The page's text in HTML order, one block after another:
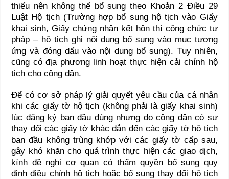
thiếu nên không thể bổ sung theo Khoản 2 Điều 29
Luật Hộ tịch (Trường hợp bổ sung hộ tịch vào Giấy
khai sinh, Giấy chứng nhận kết hôn thì công chức tư
pháp – hộ tịch ghi nội dung bổ sung vào mục tương
ứng và đóng dấu vào nội dung bổ sung). Tuy nhiên,
cũng có địa phương linh hoạt thực hiện cải chính hộ
tịch cho công dân.
Để có cơ sở pháp lý giải quyết yêu cầu của cá nhân
khi các giấy tờ hộ tịch (không phải là giấy khai sinh)
lúc đăng ký ban đầu đúng nhưng do công dân có sự
thay đổi các giấy tờ khác dẫn đến các giấy tờ hộ tịch
ban đầu không trùng khớp với các giấy tờ cấp sau,
gây khó khăn cho quá trình thực hiện các giao dịch,
kính đề nghị cơ quan có thẩm quyền bổ sung quy
định điều chỉnh hộ tịch hoặc bổ sung thay đổi hộ tịch